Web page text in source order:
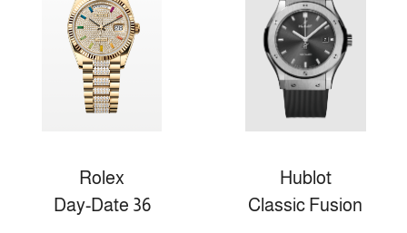
Rolex
Day-Date 36
Hublot
Classic Fusion